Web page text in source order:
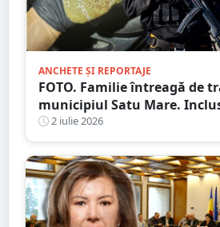
ANCHETE ȘI REPORTAJE
FOTO. Familie întreagă de
municipiul Satu Mare.
Vindeau drogurile la plic
2 iulie 2026